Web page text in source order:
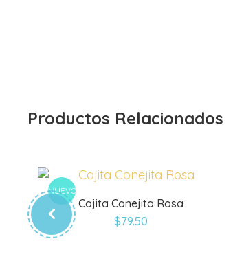
Productos Relacionados
Cajita Conejita Rosa
$79.50
NUEVO